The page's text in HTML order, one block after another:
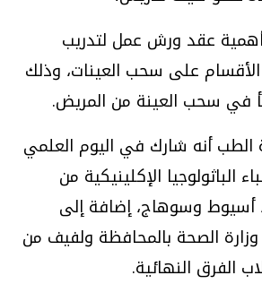
أهمية عقد ورش عمل لتدريب
على سحب العينات، وذلك
في سحب العينة من المريض.
أنه شارك في اليوم العلمي
من أطباء الباثولوجيا الإكلينيكية من
أسيوط وسوهاج، إضافة إلى
الصحة بالمحافظة ولفيف من
الفرق النهائية.